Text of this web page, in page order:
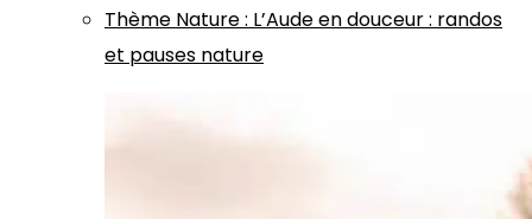
Thème Nature: L’Aude en douceur : randos
et pauses nature